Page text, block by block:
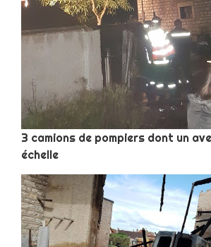
3 camions de pompiers dont un
échelle